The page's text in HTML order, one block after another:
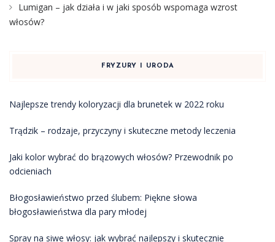
Lumigan – jak działa i w jaki sposób wspomaga wzrost
włosów?
FRYZURY I URODA
Najlepsze trendy koloryzacji dla brunetek w 2022 roku
Trądzik – rodzaje, przyczyny i skuteczne metody leczenia
Jaki kolor wybrać do brązowych włosów? Przewodnik po
odcieniach
Błogosławieństwo przed ślubem: Piękne słowa
błogosławieństwa dla pary młodej
Spray na siwe włosy: jak wybrać najlepszy i skutecznie